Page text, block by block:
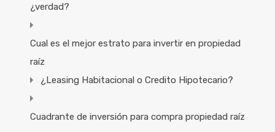
¿verdad?
Cual es el mejor estrato para invertir en propiedad
raíz
¿Leasing Habitacional o Credito Hipotecario?
Cuadrante de inversión para compra propiedad raíz